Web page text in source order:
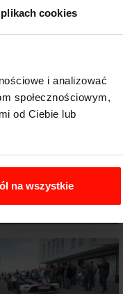
cookies
i analizować
społecznościowym,
od Ciebie lub
na wszystkie